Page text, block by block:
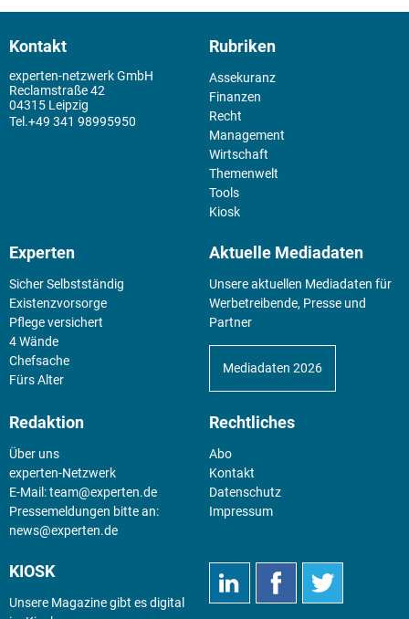
Kontakt
experten-netzwerk GmbH
Reclamstraße 42
04315 Leipzig
+49 341 98995950
Rubriken
Assekuranz
Finanzen
Recht
Management
Wirtschaft
Themenwelt
Tools
Kiosk
Experten
Sicher Selbstständig
Existenz­vorsorge
Pflege versichert
4 Wände
Chefsache
Fürs Alter
Aktuelle Mediadaten
Unsere aktuellen Mediadaten für
Werbetreibende, Presse und
Partner
Mediadaten 2026
Redaktion
Über uns
experten-Netzwerk
E-Mail:team@experten.de
Pressemeldungen bitte an:
news@experten.de
Rechtliches
Abo
Kontakt
Datenschutz
Impressum
KIOSK
Unsere Magazine gibt es digital